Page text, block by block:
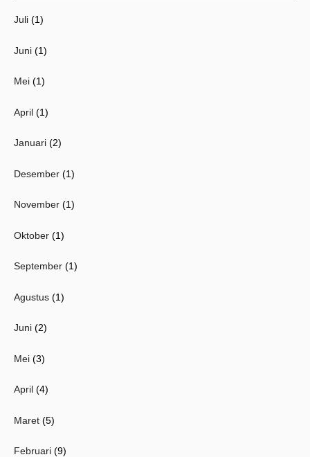
Juli (1)
Juni (1)
Mei (1)
April (1)
Januari (2)
Desember (1)
November (1)
Oktober (1)
September (1)
Agustus (1)
Juni (2)
Mei (3)
April (4)
Maret (5)
Februari (9)